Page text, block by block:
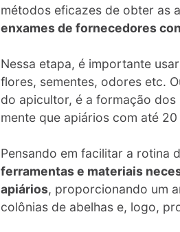
métodos eficazes de obter as
enxames de fornecedores
Nessa etapa, é importante
flores, sementes, odores etc.
do apicultor, é a formação
mente que apiários com até
Pensando em facilitar a rotina
ferramentas e materiais
apiários, proporcionando um
colônias de abelhas e, logo,